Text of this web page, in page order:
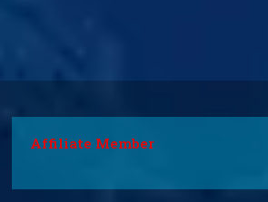
Affiliate Member